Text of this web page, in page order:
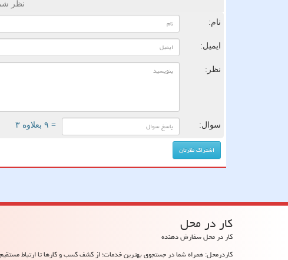
نظر
نام:
ایمیل:
نظر:
سوال: = ۹ بعلاوه ۳
كار در محل
کار در محل سفارش دهنده
کاردرمحل: همراه شما در جستجوی بهترین خدمات؛ از کشف کسب و کارها تا ارتباط